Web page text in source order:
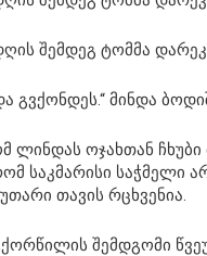
შემდეგ ტომმა
გვქონდეს.“ მინდა
ლინდას ოჯახთან ჩხუბი
საკმარისი საჭმელი
თავის რცხვენია.
შემდგომი